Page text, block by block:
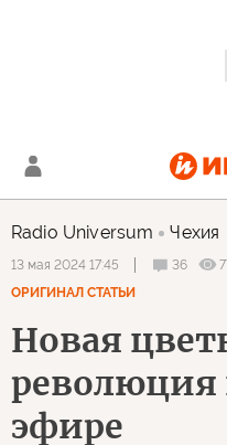
Radio Universum Чехия
13 мая 2024 17:45 36
ОРИГИНАЛ СТАТЬИ
Новая
эфире